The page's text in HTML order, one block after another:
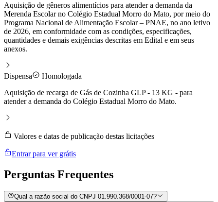
Aquisição de gêneros alimentícios para atender a demanda da
Merenda Escolar no Colégio Estadual Morro do Mato, por meio do
Programa Nacional de Alimentação Escolar – PNAE, no ano letivo
de 2026, em conformidade com as condições, especificações,
quantidades e demais exigências descritas em Edital e em seus
anexos.
Dispensa
Homologada
Aquisição de recarga de Gás de Cozinha GLP - 13 KG - para
atender a demanda do Colégio Estadual Morro do Mato.
Valores e datas de publicação destas licitações
Entrar para ver grátis
Perguntas Frequentes
Qual a razão social do CNPJ 01.990.368/0001-07?